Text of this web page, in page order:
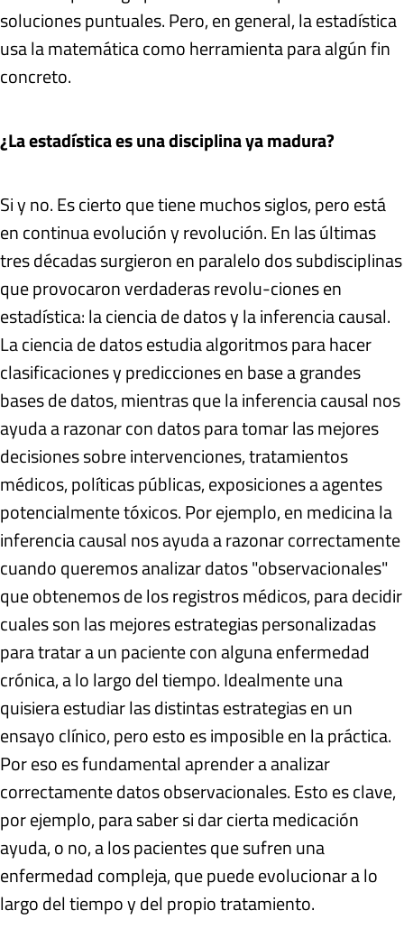
soluciones puntuales. Pero, en general, la estadística
usa la matemática como herramienta para algún fin
concreto.
¿La estadística es una disciplina ya madura?
Si y no. Es cierto que tiene muchos siglos, pero está
en continua evolución y revolución. En las últimas
tres décadas surgieron en paralelo dos subdisciplinas
que provocaron verdaderas revolu-ciones en
estadística: la ciencia de datos y la inferencia causal.
La ciencia de datos estudia algoritmos para hacer
clasificaciones y predicciones en base a grandes
bases de datos, mientras que la inferencia causal nos
ayuda a razonar con datos para tomar las mejores
decisiones sobre intervenciones, tratamientos
médicos, políticas públicas, exposiciones a agentes
potencialmente tóxicos. Por ejemplo, en medicina la
inferencia causal nos ayuda a razonar correctamente
cuando queremos analizar datos "observacionales"
que obtenemos de los registros médicos, para decidir
cuales son las mejores estrategias personalizadas
para tratar a un paciente con alguna enfermedad
crónica, a lo largo del tiempo. Idealmente una
quisiera estudiar las distintas estrategias en un
ensayo clínico, pero esto es imposible en la práctica.
Por eso es fundamental aprender a analizar
correctamente datos observacionales. Esto es clave,
por ejemplo, para saber si dar cierta medicación
ayuda, o no, a los pacientes que sufren una
enfermedad compleja, que puede evolucionar a lo
largo del tiempo y del propio tratamiento.